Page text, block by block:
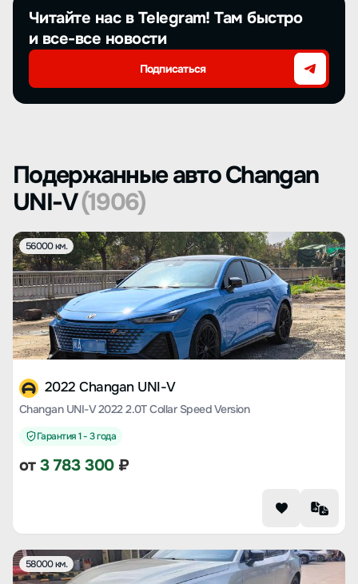
Читайте нас в Telegram! Там быстро
и все-все новости
Подписаться
Подержанные авто Changan
UNI-V(1906)
56000 км.
2022 Changan UNI-V
Changan UNI-V 2022 2.0T Collar Speed Version
Гарантия 1 - 3 года
от3 783 300₽
58000 км.